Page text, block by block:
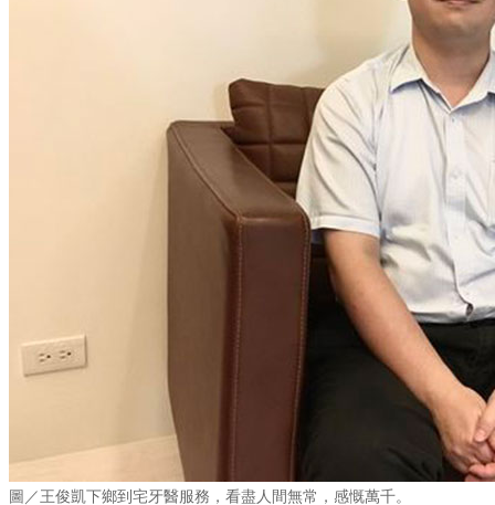
圖／王俊凱下鄉到宅牙醫服務，看盡人間無常，感慨萬千。